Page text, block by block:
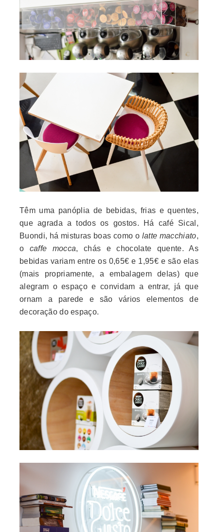
Têm uma panóplia de bebidas, frias e quentes,
que agrada a todos os gostos. Há café Sical,
Buondi, há misturas boas como o latte macchiato,
o caffe mocca, chás e chocolate quente. As
bebidas variam entre os 0,65€ e 1,95€ e são elas
(mais propriamente, a embalagem delas) que
alegram o espaço e convidam a entrar, já que
ornam a parede e são vários elementos de
decoração do espaço.